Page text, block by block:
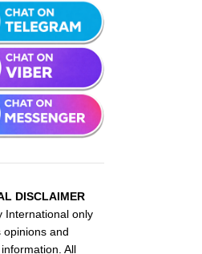
DISCLAIMER
International only
opinions and
All